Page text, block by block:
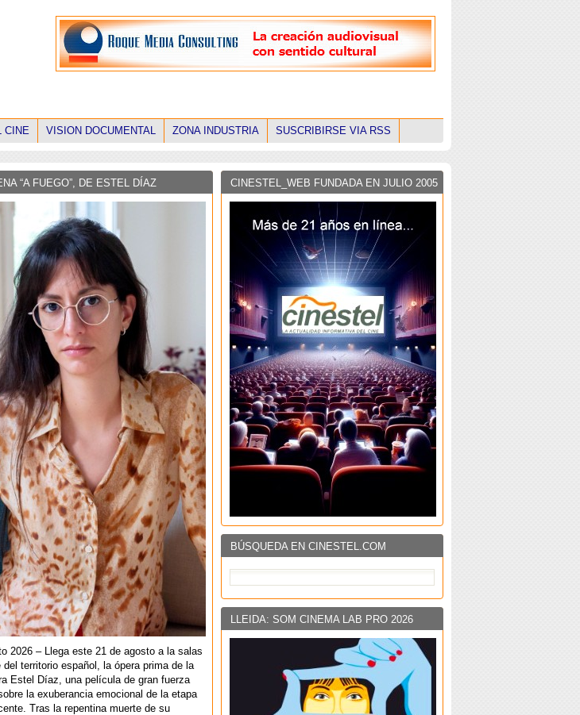
CINE VISION DOCUMENTAL ZONA INDUSTRIA SUSCRIBIRSE VIA RSS
CINESTEL_WEB FUNDADA EN JULIO 2005
BÚSQUEDA EN CINESTEL.COM
LLEIDA: SOM CINEMA LAB PRO 2026
“A FUEGO”, DE ESTEL DÍAZ
2026 – Llega este 21 de agosto a la salas
del territorio español, la ópera prima de la
Estel Díaz, una película de gran fuerza
la exuberancia emocional de la etapa
Tras la repentina muerte de su